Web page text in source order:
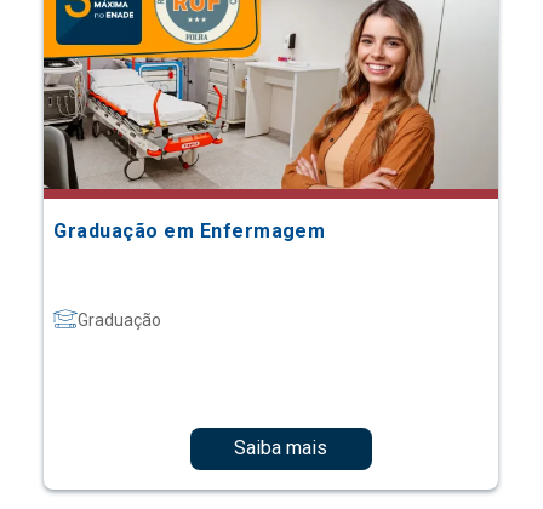
Graduação em Enfermagem
Graduação
Saiba mais